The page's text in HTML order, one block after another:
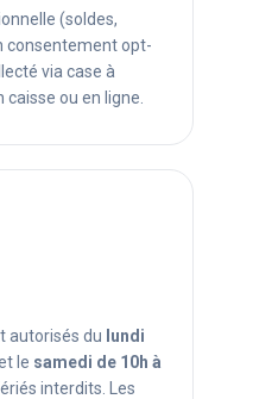
(soldes,
consentement opt-
via case à
ou en ligne.
autorisés du lundi
le samedi de 10h à
interdits. Les